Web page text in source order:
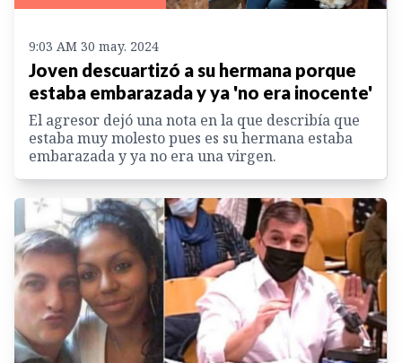
9:03 AM 30 may. 2024
Joven descuartizó a su hermana porque
estaba embarazada y ya 'no era inocente'
El agresor dejó una nota en la que describía que
estaba muy molesto pues es su hermana estaba
embarazada y ya no era una virgen.